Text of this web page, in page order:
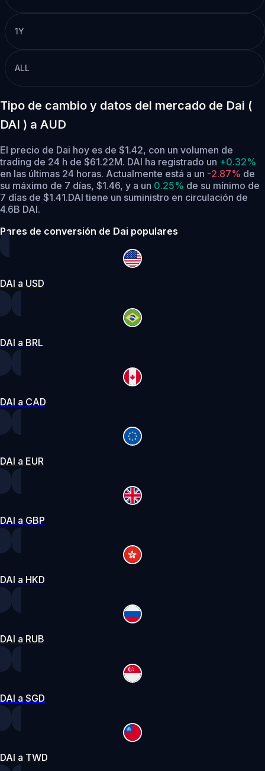
1Y
ALL
Tipo de cambio y datos del mercado de Dai (
DAI ) a AUD
El precio de Dai hoy es de $1.42, con un volumen de
trading de 24 h de $61.22M. DAI ha registrado un +0.32%
en las últimas 24 horas. Actualmente está a un -2.87% de
su máximo de 7 días, $1.46, y a un 0.25% de su mínimo de
7 días de $1.41.DAI tiene un suministro en circulación de
4.6B DAI.
Pares de conversión de Dai populares
DAI a USD
DAI a BRL
DAI a CAD
DAI a EUR
DAI a GBP
DAI a HKD
DAI a RUB
DAI a SGD
DAI a TWD